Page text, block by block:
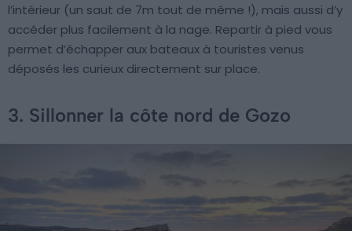
l’intérieur (un saut de 7m tout de même !), mais aussi d’y
accéder plus facilement à la nage. Repartir à pied vous
permet d’échapper aux bateaux à touristes venus
déposés les curieux directement sur place.
3. Sillonner la côte nord de Gozo